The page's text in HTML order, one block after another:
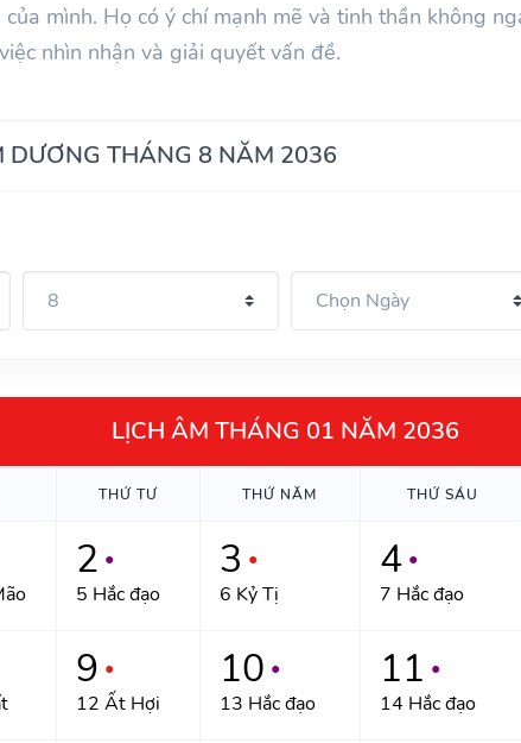
mình. Họ có ý chí mạnh mẽ và tinh thần không
nhìn nhận và giải quyết vấn đề.
DƯƠNG THÁNG 8 NĂM 2036
LỊCH ÂM THÁNG 01 NĂM 2036
THỨ TƯ THỨ NĂM THỨ SÁU
2 ●
5 Hắc đạo
3 ●
6 Kỷ Tị
4 ●
7 Hắc đạo
9 ●
12 Ất Hợi
10 ●
13 Hắc đạo
11 ●
14 Hắc đạo